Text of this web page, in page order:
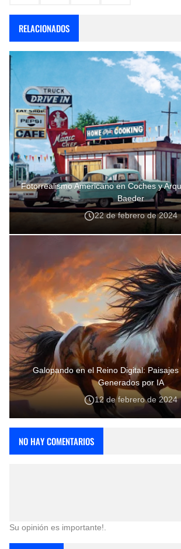
RELACIONADOS
Fotorrealismo Americano en Coches y
Baeder
22 de febrero de 2024
Galopando en el Reino Digital:
Generados por IA
12 de febrero de 2024
NO HAY COMENTARIOS
Su opinión es importante!.